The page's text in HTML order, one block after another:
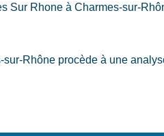
Sur Rhone à Charmes-sur-
Rhône procède à une